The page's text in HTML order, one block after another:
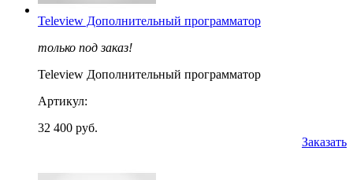
Teleview Дополнительный программатор
только под заказ!
Teleview Дополнительный программатор
Артикул:
32 400 руб.
Заказать